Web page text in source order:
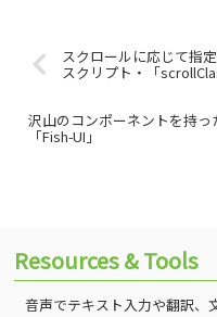
スクロールに応じて指
スクリプト・「
沢山のコンポーネントを持っ
「Fish-UI」
Resources & Tools
音声でテキスト入力や翻訳、